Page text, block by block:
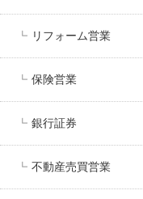
リフォーム営業
保険営業
銀行証券
不動産売買営業